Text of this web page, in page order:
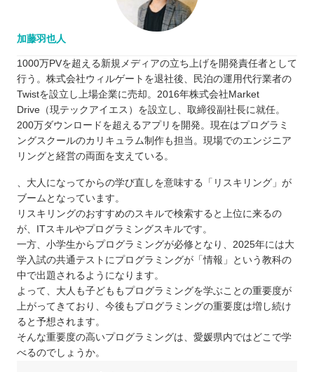
加藤羽也人
1000万PVを超える新規メディアの立ち上げを開発責任者として
行う。株式会社ウィルゲートを退社後、民泊の運用代行業者の
Twistを設立し上場企業に売却。2016年株式会社Market
Drive（現テックアイエス）を設立し、取締役副社長に就任。
200万ダウンロードを超えるアプリを開発。現在はプログラミ
ングスクールのカリキュラム制作も担当。現場でのエンジニア
リングと経営の両面を支えている。
、大人になってからの学び直しを意味する「リスキリング」が
ブームとなっています。
リスキリングのおすすめのスキルで検索すると上位に来るの
が、ITスキルやプログラミングスキルです。
一方、小学生からプログラミングが必修となり、2025年には大
学入試の共通テストにプログラミングが「情報」という教科の
中で出題されるようになります。
よって、大人も子どももプログラミングを学ぶことの重要度が
上がってきており、今後もプログラミングの重要度は増し続け
ると予想されます。
そんな重要度の高いプログラミングは、愛媛県内ではどこで学
べるのでしょうか。